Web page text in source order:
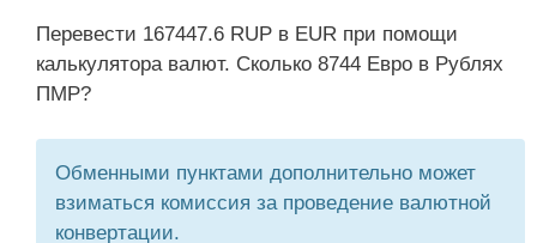
Перевести 167447.6 RUP в EUR при помощи
калькулятора валют. Сколько 8744 Евро в Рублях
ПМР?
Обменными пунктами дополнительно может
взиматься комиссия за проведение валютной
конвертации.